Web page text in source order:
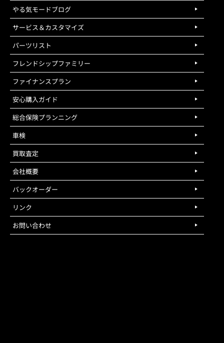
やる気モードブログ
サービス＆カスタマイズ
パーツリスト
フレンドシップファミリー
ファイナンスプラン
安心購入ガイド
総合保険プランニング
車検
買取査定
会社概要
バックオーダー
リンク
お問い合わせ